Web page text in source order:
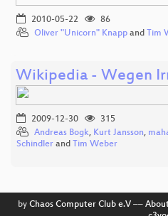
2010-05-22
86
Oliver "Unicorn" Knapp and Tim
Wikipedia - Wegen
2009-12-30
315
Andreas Bogk, Kurt Jansson,
Schindler and Tim Weber
by Chaos Computer Club e.V––